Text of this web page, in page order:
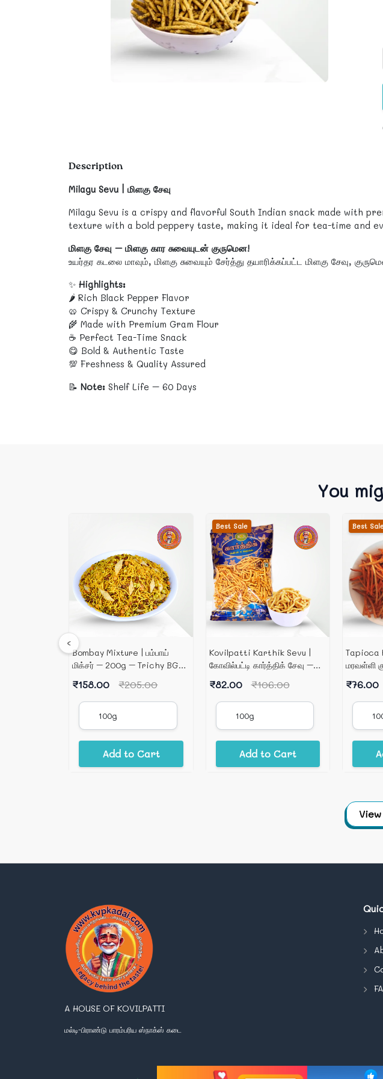
Description
Milagu Sevu | மிளகு சேவு
Milagu Sevu is a crispy and flavorful South Indian snack made with
texture with a bold peppery taste, making it ideal for tea-time and
மிளகு சேவு – மிளகு கார சுவையுடன் குருமென!
உயர்தர கடலை மாவும், மிளகு சுவையும் சேர்த்து தயாரிக்கப்பட்ட மிளகு சேவு,
✨ Highlights:
🌶️ Rich Black Pepper Flavor
🥨 Crispy & Crunchy Texture
🌾 Made with Premium Gram Flour
☕ Perfect Tea-Time Snack
😋 Bold & Authentic Taste
💯 Freshness & Quality Assured
📝 Note: Shelf Life – 60 Days
You
Bombay Mixture | பம்பாய்
மிக்சர் – 200g – Trichy BG
₹158.00 ₹205.00
Add to Cart
Best Sale
Kovilpatti Karthik Sevu |
கோவில்பட்டி கார்த்திக் சேவு –
₹82.00 ₹106.00
Add to Cart
Best
Tapioca
மரவள்ளி
₹76.00
‹
A HOUSE OF KOVILPATTI
மல்டி-பிராண்டு பாரம்பரிய ஸ்நாக்ஸ் கடை